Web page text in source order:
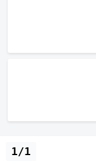
1/1